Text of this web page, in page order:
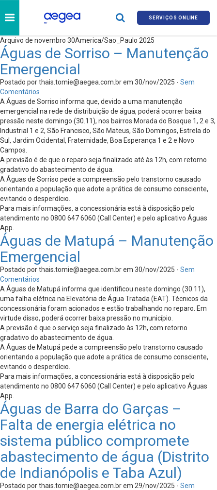
SERVIÇOS ONLINE
Arquivo de novembro 30America/Sao_Paulo 2025
Águas de Sorriso – Manutenção
Emergencial
Postado porthais.tomie@aegea.com.brem 30/nov/2025 - Sem
Comentários
A Águas de Sorriso informa que, devido a uma manutenção
emergencial na rede de distribuição de água, poderá ocorrer baixa
pressão neste domingo (30.11), nos bairros Morada do Bosque 1, 2 e 3,
Industrial 1 e 2, São Francisco, São Mateus, São Domingos, Estrela do
Sul, Jardim Ocidental, Fraternidade, Boa Esperança 1 e 2 e Novo
Campos.
A previsão é de que o reparo seja finalizado até às 12h, com retorno
gradativo do abastecimento de água.
A Águas de Sorriso pede a compreensão pelo transtorno causado
orientando a população que adote a prática de consumo consciente,
evitando o desperdício.
Para mais informações, a concessionária está à disposição pelo
atendimento no 0800 647 6060 (Call Center) e pelo aplicativo Águas
App.
Águas de Matupá – Manutenção
Emergencial
Postado porthais.tomie@aegea.com.brem 30/nov/2025 - Sem
Comentários
A Águas de Matupá informa que identificou neste domingo (30.11),
uma falha elétrica na Elevatória de Água Tratada (EAT). Técnicos da
concessionária foram acionados e estão trabalhando no reparo. Em
virtude disso, poderá ocorrer baixa pressão no município.
A previsão é que o serviço seja finalizado às 12h, com retorno
gradativo do abastecimento de água.
A Águas de Matupá pede a compreensão pelo transtorno causado
orientando a população que adote a prática de consumo consciente,
evitando o desperdício.
Para mais informações, a concessionária está à disposição pelo
atendimento no 0800 647 6060 (Call Center) e pelo aplicativo Águas
App.
Águas de Barra do Garças –
Falta de energia elétrica no
sistema público compromete
abastecimento de água (Distrito
de Indianópolis e Taba Azul)
Postado porthais.tomie@aegea.com.brem 29/nov/2025 - Sem